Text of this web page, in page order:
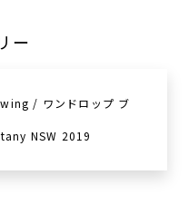
ー
/ ワンドロップ ブ
NSW 2019